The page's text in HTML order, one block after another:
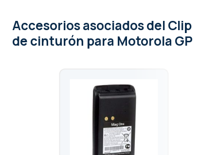
Accesorios asociadosdel Clip
de cinturón para Motorola GP